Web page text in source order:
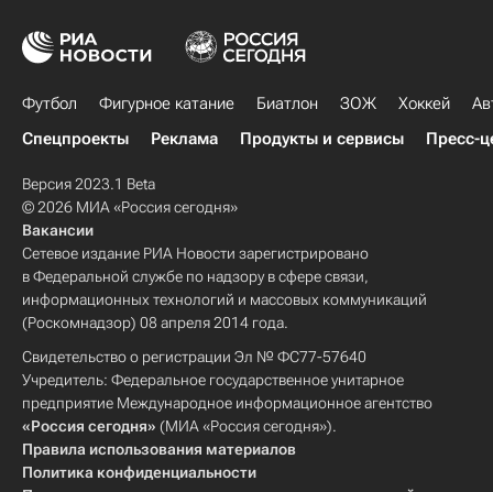
Футбол Фигурное катание Биатлон ЗОЖ Хоккей
Спецпроекты
Реклама Продукты и сервисы Пресс-
Версия 2023.1 Beta
© 2026 МИА «Россия сегодня»
Вакансии
Сетевое издание РИА Новости зарегистрировано
в Федеральной службе по надзору в сфере связи,
информационных технологий и массовых коммуникаций
(Роскомнадзор) 08 апреля 2014 года.
Свидетельство о регистрации Эл № ФС77-57640
Учредитель: Федеральное государственное унитарное
предприятие Международное информационное агентство
«Россия сегодня» (МИА «Россия сегодня»).
Правила использования материалов
Политика конфиденциальности